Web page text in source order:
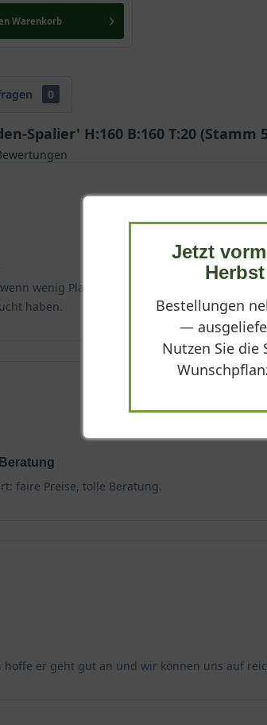
Warenkorb
0
Spalier' H:160 B:160 T:20
wenig Platz vorhanden ist. Der
haben.
faire Preise, tolle Beratung.
hoffe er geht gut an und wir können uns auf
Jetzt
Bestellungen
—
Nutzen Sie die